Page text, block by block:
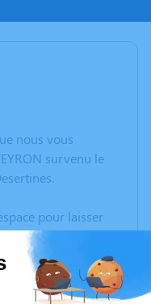
nous vous
survenu le
pour laisser
souvenirs, une
à travers des
est un lieu
d’Odette